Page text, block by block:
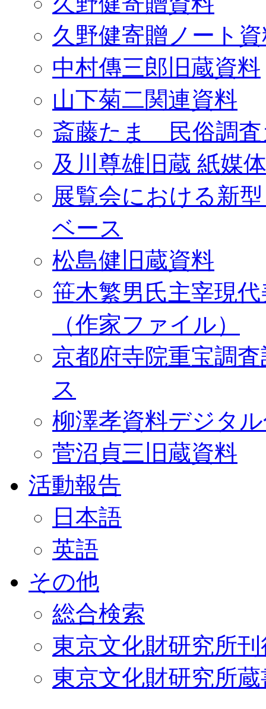
久野健寄贈ノート
中村傳三郎旧蔵資料
山下菊二関連資料
斎藤たま 民俗調査
及川尊雄旧蔵 紙媒
展覧会における新
ベース
松島健旧蔵資料
笹木繁男氏主宰現
（作家ファイル）
京都府寺院重宝調
ス
柳澤孝資料デジタ
菅沼貞三旧蔵資料
活動報告
日本語
英語
その他
総合検索
東京文化財研究所
東京文化財研究所